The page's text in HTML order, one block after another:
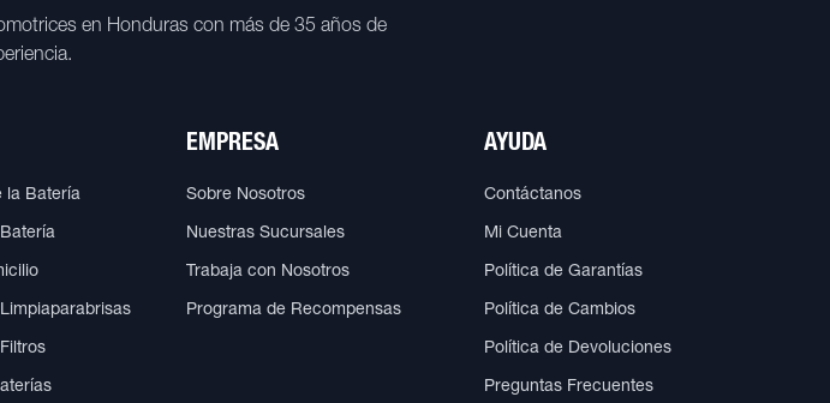
en Honduras con más de 35 años de
la Batería
EMPRESA
Sobre Nosotros
Nuestras Sucursales
Trabaja con Nosotros
Programa de Recompensas
AYUDA
Contáctanos
Mi Cuenta
Política de Garantías
Política de Cambios
Política de Devoluciones
Preguntas Frecuentes